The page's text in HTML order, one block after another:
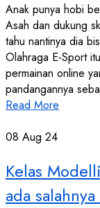
Anak punya hobi
Asah dan dukung
tahu nantinya dia
Olahraga E-Sport
permainan online
pandangannya
Read More
08 Aug 24
Kelas
ada